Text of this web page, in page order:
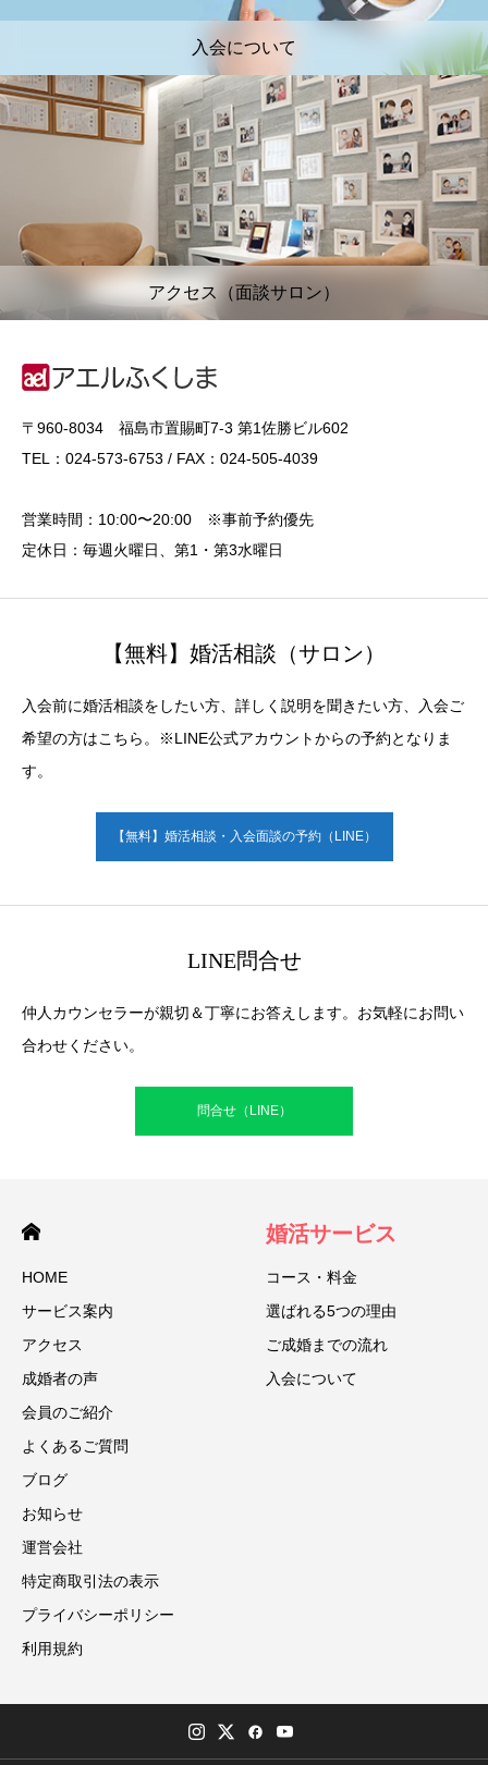
入会について
アクセス（面談サロン）
〒960-8034 福島市置賜町7-3 第1佐勝ビル602
TEL：024-573-6753 / FAX：024-505-4039
営業時間：10:00〜20:00 ※事前予約優先
定休日：毎週火曜日、第1・第3水曜日
【無料】婚活相談（サロン）
入会前に婚活相談をしたい方、詳しく説明を聞きたい方、入会ご
希望の方はこちら。※LINE公式アカウントからの予約となりま
す。
【無料】婚活相談・入会面談の予約（LINE）
LINE問合せ
仲人カウンセラーが親切＆丁寧にお答えします。お気軽にお問い
合わせください。
問合せ（LINE）
HOME
サービス案内
アクセス
成婚者の声
会員のご紹介
よくあるご質問
ブログ
お知らせ
運営会社
特定商取引法の表示
プライバシーポリシー
利用規約
婚活サービス
コース・料金
選ばれる5つの理由
ご成婚までの流れ
入会について